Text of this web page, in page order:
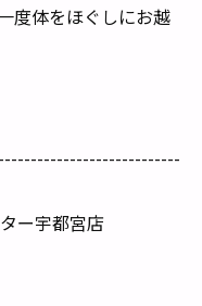
度体をほぐしにお越
ー宇都宮店